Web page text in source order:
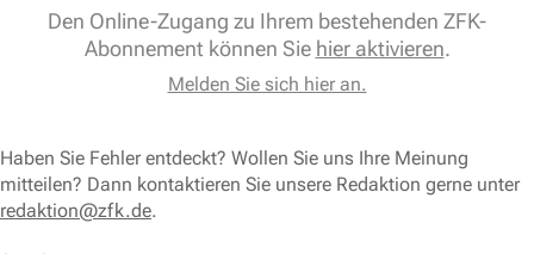
Den Online-Zugang zu Ihrem bestehenden ZFK-
Abonnement können Sie hier aktivieren.
Melden Sie sich hier an.
Haben Sie Fehler entdeckt? Wollen Sie uns Ihre Meinung
mitteilen? Dann kontaktieren Sie unsere Redaktion gerne unter
redaktion@zfk.de.